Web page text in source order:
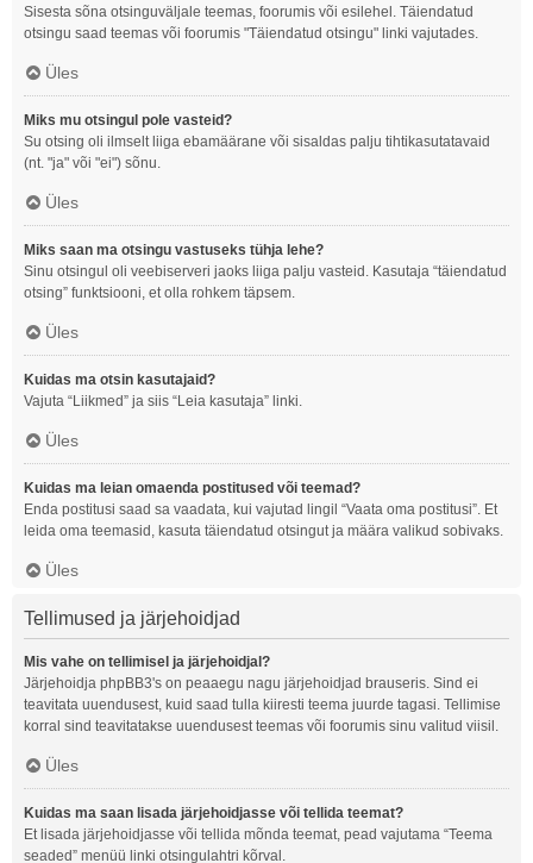
Sisesta sõna otsinguväljale teemas, foorumis või esilehel. Täiendatud
otsingu saad teemas või foorumis "Täiendatud otsingu" linki vajutades.
Üles
Miks mu otsingul pole vasteid?
Su otsing oli ilmselt liiga ebamäärane või sisaldas palju tihtikasutatavaid
(nt. "ja" või "ei") sõnu.
Üles
Miks saan ma otsingu vastuseks tühja lehe?
Sinu otsingul oli veebiserveri jaoks liiga palju vasteid. Kasutaja “täiendatud
otsing” funktsiooni, et olla rohkem täpsem.
Üles
Kuidas ma otsin kasutajaid?
Vajuta “Liikmed” ja siis “Leia kasutaja” linki.
Üles
Kuidas ma leian omaenda postitused või teemad?
Enda postitusi saad sa vaadata, kui vajutad lingil “Vaata oma postitusi”. Et
leida oma teemasid, kasuta täiendatud otsingut ja määra valikud sobivaks.
Üles
Tellimused ja järjehoidjad
Mis vahe on tellimisel ja järjehoidjal?
Järjehoidja phpBB3's on peaaegu nagu järjehoidjad brauseris. Sind ei
teavitata uuendusest, kuid saad tulla kiiresti teema juurde tagasi. Tellimise
korral sind teavitatakse uuendusest teemas või foorumis sinu valitud viisil.
Üles
Kuidas ma saan lisada järjehoidjasse või tellida teemat?
Et lisada järjehoidjasse või tellida mõnda teemat, pead vajutama “Teema
seaded” menüü linki otsingulahtri kõrval.